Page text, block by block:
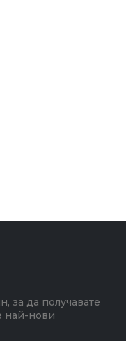
за да получавате
най-нови